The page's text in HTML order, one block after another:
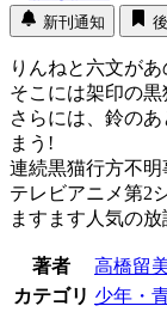
新刊通知
りんねと六文が
そこには架印の
さらには、鈴の
まう!
連続黒猫行方不
テレビアニメ第2
ますます人気の
著者
高橋留
カテゴリ 少年・